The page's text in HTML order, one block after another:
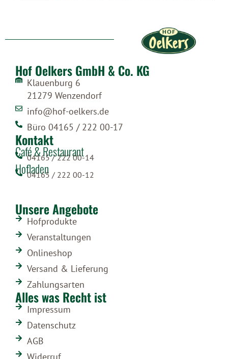
Hof Oelkers GmbH & Co. KG
Klauenburg 6
21279 Wenzendorf
info@hof-oelkers.de
Büro 04165 / 222 00-17
Kontakt
Café & Restaurant
04165 / 222 00-14
Hofladen
04165 / 222 00-12
Unsere Angebote
Hofprodukte
Veranstaltungen
Onlineshop
Versand & Lieferung
Zahlungsarten
Alles was Recht ist
Impressum
Datenschutz
AGB